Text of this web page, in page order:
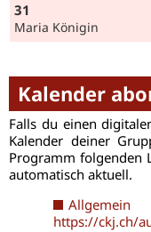
31
Maria Königin
Kalender
Falls du einen
Kalender deiner
Programm folgenden
automatisch aktuell.
https://ckj.ch/